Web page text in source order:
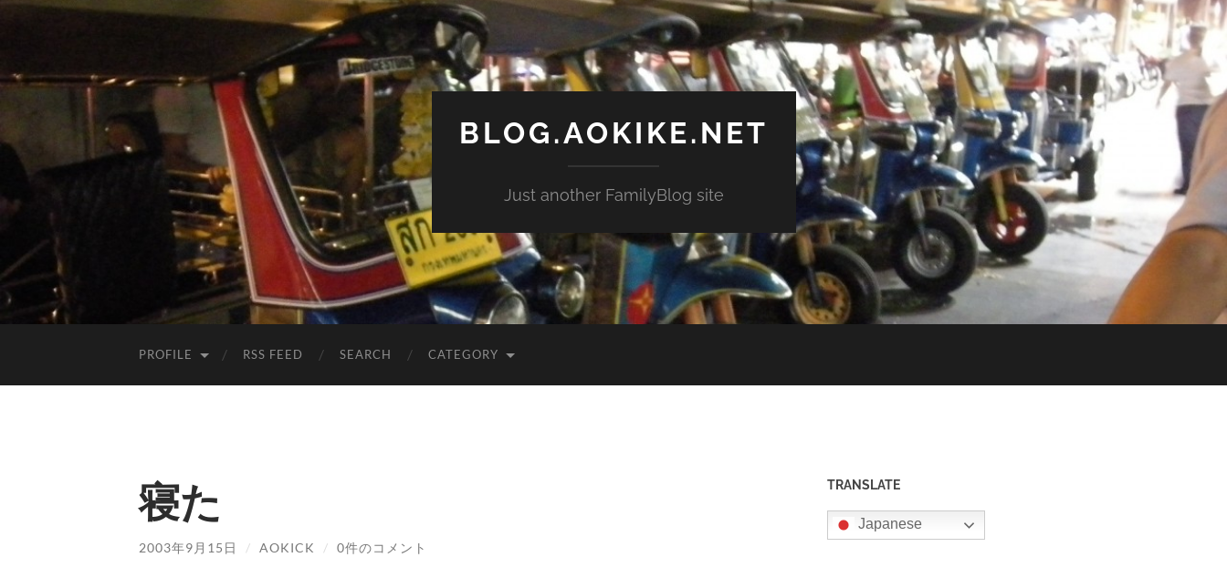
BLOG.AOKIKE.NET
Just another FamilyBlog site
PROFILE RSS FEED SEARCH CATEGORY
寝た
2003年9月15日 / AOKICK / 0件のコメント
TRANSLATE
Japanese